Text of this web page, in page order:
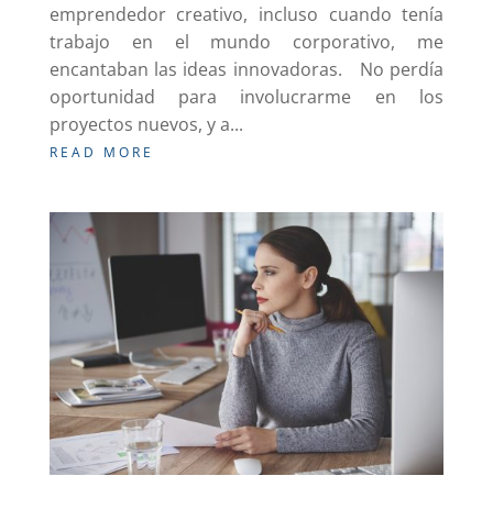
emprendedor creativo, incluso cuando tenía
trabajo en el mundo corporativo, me
encantaban las ideas innovadoras. No perdía
oportunidad para involucrarme en los
proyectos nuevos, y a...
READ MORE